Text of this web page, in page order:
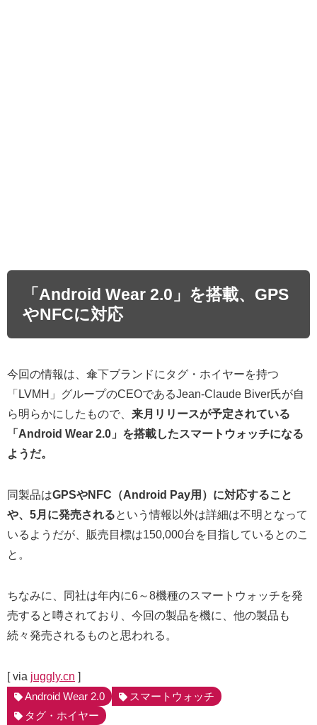
「Android Wear 2.0」を搭載、GPS
やNFCに対応
今回の情報は、傘下ブランドにタグ・ホイヤーを持つ
「LVMH」グループのCEOであるJean-Claude Biver氏が自
ら明らかにしたもので、 来月リリースが予定されている
「Android Wear 2.0」を搭載したスマートウォッチになる
ようだ。
同製品はGPSやNFC（Android Pay用）に対応すること
や、5月に発売されるという情報以外は詳細は不明となって
いるようだが、販売目標は150,000台を目指しているとのこ
と。
ちなみに、同社は年内に6～8機種のスマートウォッチを発
売すると噂されており、今回の製品を機に、他の製品も
続々発売されるものと思われる。
[ via juggly.cn ]
Android Wear 2.0
スマートウォッチ
タグ・ホイヤー